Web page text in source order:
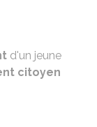
d'un jeune
citoyen